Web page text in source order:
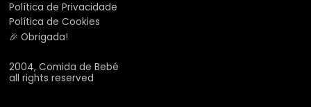
Política de Privacidade
Política de Cookies
🎉 Obrigada!
2004, Comida de Bebé
all rights reserved